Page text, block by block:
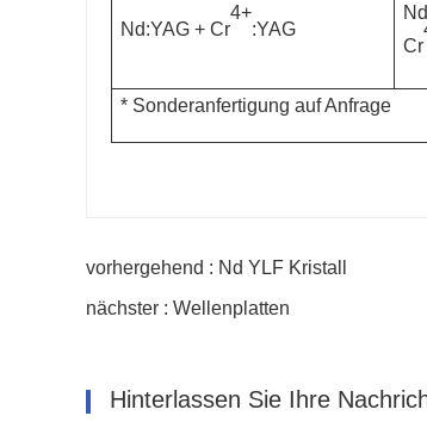
Nd:YAG + Cr
4+
:YAG
Cr
* Sonderanfertigung auf Anfrage
vorhergehend : Nd YLF Kristall
nächster : Wellenplatten
Hinterlassen Sie Ihre